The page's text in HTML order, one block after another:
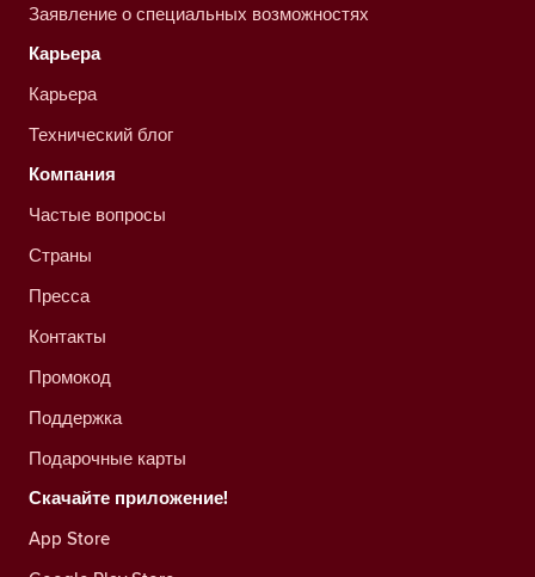
Заявление о специальных возможностях
Карьера
Карьера
Технический блог
Компания
Частые вопросы
Страны
Пресса
Контакты
Промокод
Поддержка
Подарочные карты
Скачайте приложение!
App Store